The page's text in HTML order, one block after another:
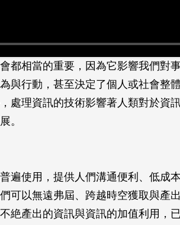
都相當的重要，因為它影響我們對
與行動，甚至決定了個人或社會整
處理資訊的技術影響著人類對於資
。
遍使用，提供人們溝通便利、低成
可以無遠弗屆、跨越時空獲取與產
絶產出的資訊與資訊的加值利用，